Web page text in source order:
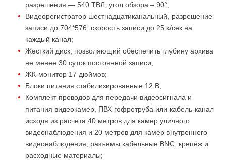
разрешения — 540 ТВЛ, угол обзора – 90°;
Видеорегистратор шестнадцатиканальный, разрешение
записи до 704*576, скорость записи до 25 к/сек на
каждый канал;
Жесткий диск, позволяющий обеспечить глубину архива
не менее 30 суток постоянной записи;
ЖК-монитор 17 дюймов;
Блоки питания стабилизированные 12 В;
Комплект проводов для передачи видеосигнала и
питания видеокамер, ПВХ гофротруба или кабель-канал
исходя из расчета 40 метров для камер уличного
видеонаблюдения и 20 метров для камер внутреннего
видеонаблюдения, разъемы кабельные BNC, крепёж и
расходные материалы;